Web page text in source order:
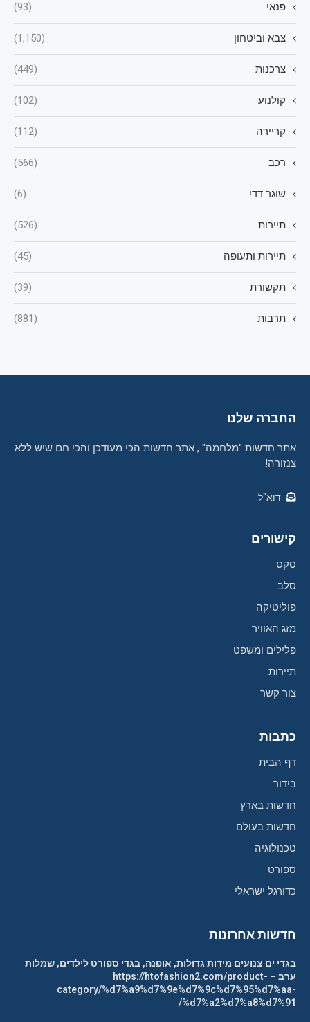
פנאי (93)
צבא וביטחון (1,150)
צרכנות (449)
קולנוע (102)
קריירה (112)
רכב (566)
שוגר דדי (6)
תיירות (526)
תיירות ותעופה (45)
תקשורת (39)
תרבות (881)
החברה שלנו
אתר חדשות "מלחמה" , אתר חדשות הכי מעודכן והכי חם שיש ללא
צנזורה!
דוא"ל:
קישורים
סקס
סלב
פוליטיקה
מזג האוויר
פלילים ומשפט
תיירות
צור קשר
כתבות
דף הבית
בידור
חדשות בארץ
חדשות בעולם
טכנולוגיה
ספורט
כדורגל ישראלי
חדשות אחרונות
בגדי ים צנועים מידות גדולות, אופנה, בגדי ספורט לילדים, שמלות
ערב – https://htofashion2.com/product-
category/%d7%a9%d7%9e%d7%9c%d7%95%d7%aa-
%d7%a2%d7%a8%d7%91/